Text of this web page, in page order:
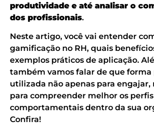
produtividade e até analisar o
dos profissionais.
Neste artigo, você vai entender
gamificação no RH, quais
exemplos práticos de aplicação.
também vamos falar de que forma
utilizada não apenas para engajar,
para compreender melhor os perfis
comportamentais dentro da sua
Confira!